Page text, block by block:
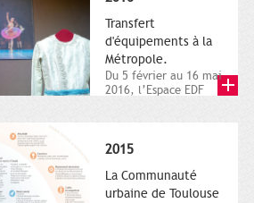
Transfert
d'équipements à la
Métropole.
Du 5 février au 16 mai
2016, l’Espace EDF
2015
La Communauté
urbaine de Toulouse